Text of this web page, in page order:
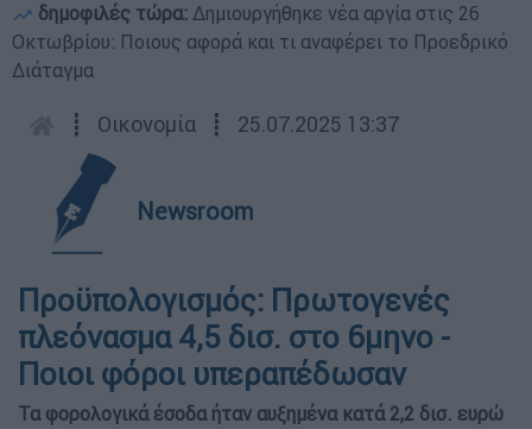
δημοφιλές τώρα: Δημιουργήθηκε νέα αργία στις 26
Οκτωβρίου: Ποιους αφορά και τι αναφέρει το Προεδρικό
Διάταγμα
┋ Οικονομία ┋ 25.07.2025 13:37
Newsroom
Προϋπολογισμός: Πρωτογενές
πλεόνασμα 4,5 δισ. στο 6μηνο -
Ποιοι φόροι υπεραπέδωσαν
Τα φορολογικά έσοδα ήταν αυξημένα κατά 2,2 δισ. ευρώ